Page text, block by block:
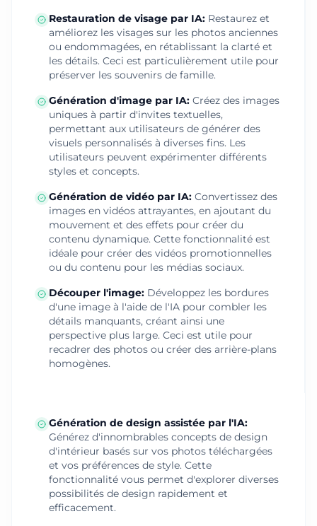
Restauration de visage par IA: Restaurez et
améliorez les visages sur les photos anciennes
ou endommagées, en rétablissant la clarté et
les détails. Ceci est particulièrement utile pour
préserver les souvenirs de famille.
Génération d'image par IA: Créez des images
uniques à partir d'invites textuelles,
permettant aux utilisateurs de générer des
visuels personnalisés à diverses fins. Les
utilisateurs peuvent expérimenter différents
styles et concepts.
Génération de vidéo par IA: Convertissez des
images en vidéos attrayantes, en ajoutant du
mouvement et des effets pour créer du
contenu dynamique. Cette fonctionnalité est
idéale pour créer des vidéos promotionnelles
ou du contenu pour les médias sociaux.
Découper l'image: Développez les bordures
d'une image à l'aide de l'IA pour combler les
détails manquants, créant ainsi une
perspective plus large. Ceci est utile pour
recadrer des photos ou créer des arrière-plans
homogènes.
Génération de design assistée par l'IA:
Générez d'innombrables concepts de design
d'intérieur basés sur vos photos téléchargées
et vos préférences de style. Cette
fonctionnalité vous permet d'explorer diverses
possibilités de design rapidement et
efficacement.